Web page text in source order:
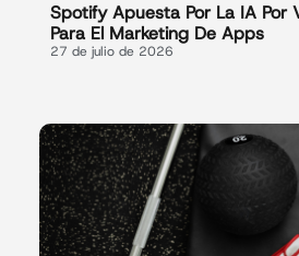
Spotify Apuesta Por La IA Por
Para El Marketing De Apps
27 de julio de 2026